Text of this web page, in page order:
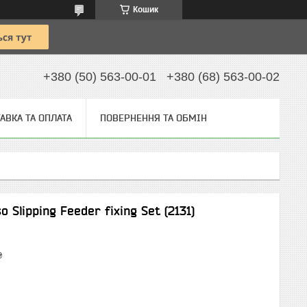
Кошик
+380 (50) 563-00-01 +380 (68) 563-00-02
ТА ОПЛАТА ПОВЕРНЕННЯ ТА ОБМІН
Slipping Feeder fixing Set (2131)